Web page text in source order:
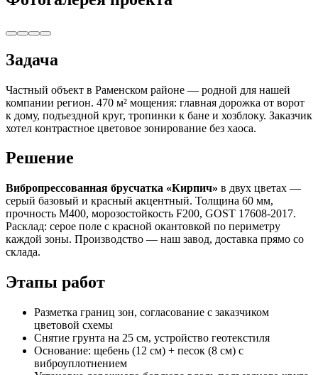
Задача
Частный объект в Раменском районе — родной для нашей
компании регион. 470 м² мощения: главная дорожка от ворот
к дому, подъездной круг, тропинки к бане и хозблоку. Заказчик
хотел контрастное цветовое зонирование без хаоса.
Решение
Вибропрессованная брусчатка «Кирпич» в двух цветах —
серый базовый и красный акцентный. Толщина 60 мм,
прочность М400, морозостойкость F200, GOST 17608-2017.
Расклад: серое поле с красной окантовкой по периметру
каждой зоны. Производство — наш завод, доставка прямо со
склада.
Этапы работ
Разметка границ зон, согласование с заказчиком
цветовой схемы
Снятие грунта на 25 см, устройство геотекстиля
Основание: щебень (12 см) + песок (8 см) с
виброуплотнением